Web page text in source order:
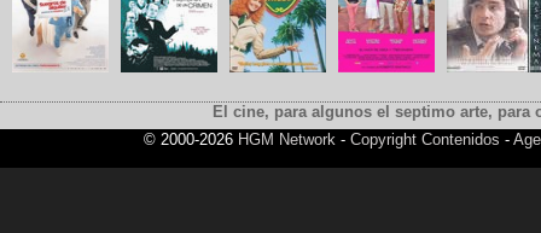
El cine, para algunos el septimo arte,
© 2000-2026 HGM Network - Copyright Contenidos -